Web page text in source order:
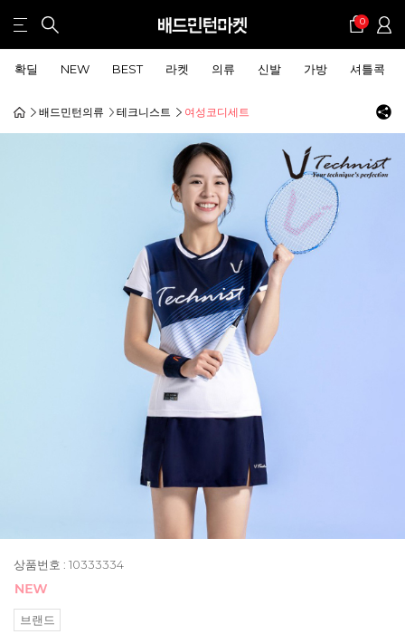
0
확딜 NEW BEST 라켓 의류 신발 가방 셔틀콕
배드민턴의류 테크니스트 여성코디세트
상품번호 : 10333334
브랜드